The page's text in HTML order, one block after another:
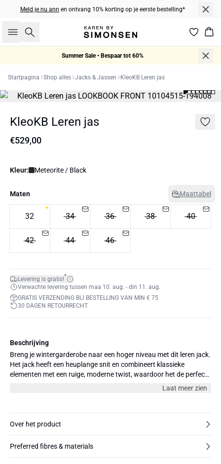
Meld je nu ann en ontvang 10% korting op je eerste bestelling*
Zoeken
Summer Sale • Bespaar tot 60%
Startpagina Shop alles Jacks & Jassen KleoKB Leren jas
KleoKB Leren jas
€529,00
Kleur: Meteorite / Black
Maten Maattabel
32 34 36 38 40
42 44 46
Levering is gratis!*
Verwachte levering tussen maa 10. aug. - din 11. aug.
GRATIS VERZENDING BIJ BESTELLING VAN MIN € 75
30 DAGEN RETOURRECHT
Beschrijving
Breng je wintergarderobe naar een hoger niveau met dit leren jack.
Het jack heeft een heuplange snit en combineert klassieke
elementen met een ruige, moderne twist, waardoor het de perfecte
statement piece is. Een tijdloze klassieker waarop je seizoen na
Laat meer zien
Over het product
Preferred fibres & materials